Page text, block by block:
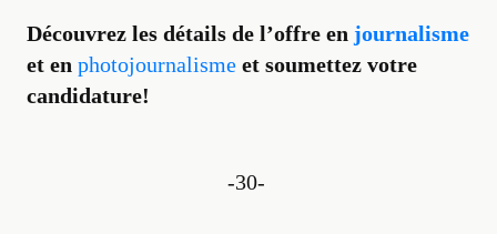
Découvrez les détails de l’offre en journalisme
et en photojournalisme et soumettez votre
candidature!
-30-